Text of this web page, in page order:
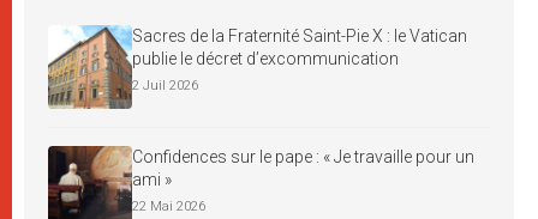
Sacres de la Fraternité Saint-Pie X : le Vatican
publie le décret d’excommunication
2 Juil 2026
Confidences sur le pape : « Je travaille pour un
ami »
22 Mai 2026